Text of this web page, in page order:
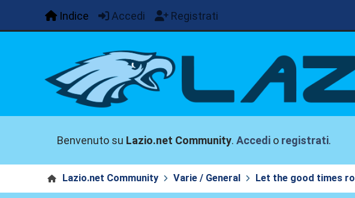
Indice Accedi Registrati
Benvenuto su Lazio.net Community.Accedi o registrati.
Lazio.net Community Varie / General Let the good times roll